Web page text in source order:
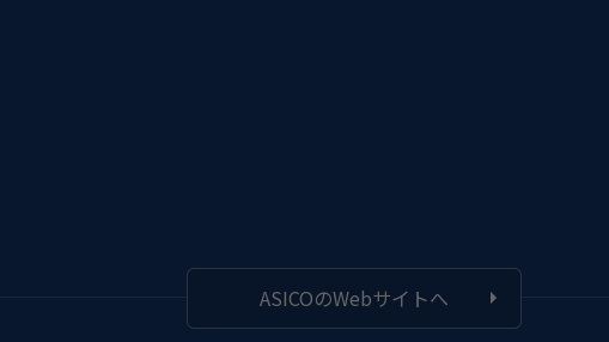
ASICOのWebサイトへ